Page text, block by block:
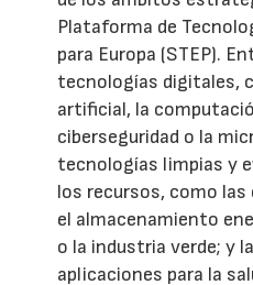
Plataforma de
para Europa (STEP).
tecnologías digitales,
artificial, la
ciberseguridad o la
tecnologías limpias y
los recursos, como las
el almacenamiento
o la industria verde; y
aplicaciones para la